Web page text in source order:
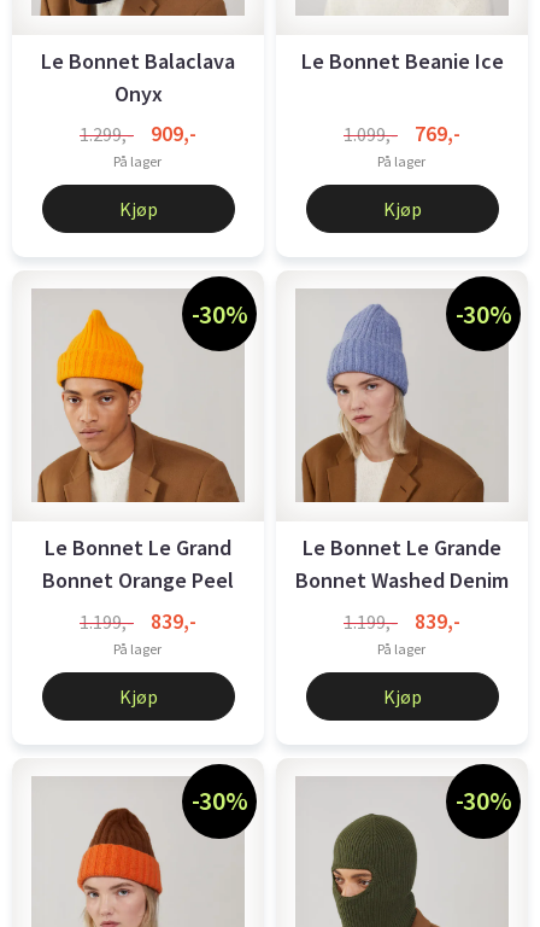
Le Bonnet Balaclava
Onyx
1.299,- 909,-
På lager
Kjøp
Le Bonnet Beanie Ice
1.099,- 769,-
På lager
Kjøp
-30%
Le Bonnet Le Grand
Bonnet Orange Peel
1.199,- 839,-
På lager
Kjøp
-30%
Le Bonnet Le Grande
Bonnet Washed Denim
1.199,- 839,-
På lager
Kjøp
-30% -30%